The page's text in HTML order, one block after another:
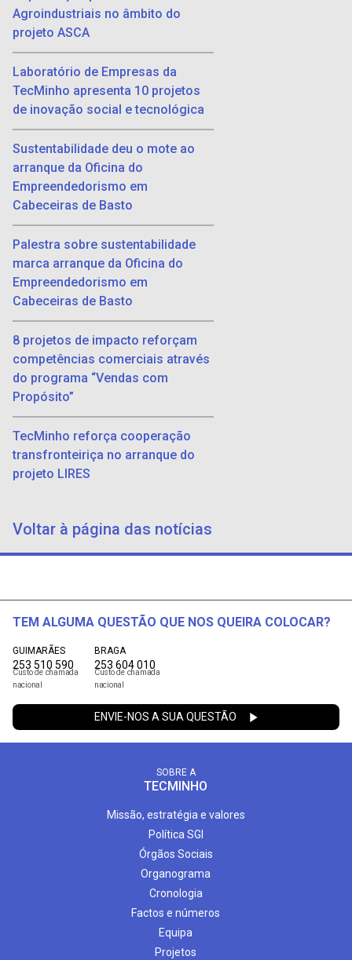
Agroindustriais no âmbito do
projeto ASCA
Laboratório de Empresas da
TecMinho apresenta 10 projetos
de inovação social e tecnológica
Sustentabilidade deu o mote ao
arranque da Oficina do
Empreendedorismo em
Cabeceiras de Basto
Palestra sobre sustentabilidade
marca arranque da Oficina do
Empreendedorismo em
Cabeceiras de Basto
8 projetos de impacto reforçam
competências comerciais através
do programa “Vendas com
Propósito”
TecMinho reforça cooperação
transfronteiriça no arranque do
projeto LIRES
Voltar à página das notícias
TEM ALGUMA QUESTÃO QUE NOS QUEIRA COLOCAR?
GUIMARÃES
253 510 590
Custo de chamada
nacional
BRAGA
253 604 010
Custo de chamada
nacional
ENVIE-NOS A SUA QUESTÃO
SOBRE A
TECMINHO
Missão, estratégia e valores
Política SGI
Órgãos Sociais
Organograma
Cronologia
Factos e números
Equipa
Projetos